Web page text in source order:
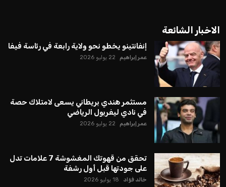
الاخبار الشائعة
إنفانتينو يخطو نحو ولاية رابعة في رئاسة فيفا
عمر إبراهيم 22 يوليو 2026
مستثمر هندي بريطاني يسعى لامتلاك حصة
في نادي ليفربول الرياضي
عمر إبراهيم 22 يوليو 2026
تحقق من قهوتك المغشوشة 7 علامات تدل
على جودتها قبل أول رشفة
خالد فؤاد 18 يوليو 2026